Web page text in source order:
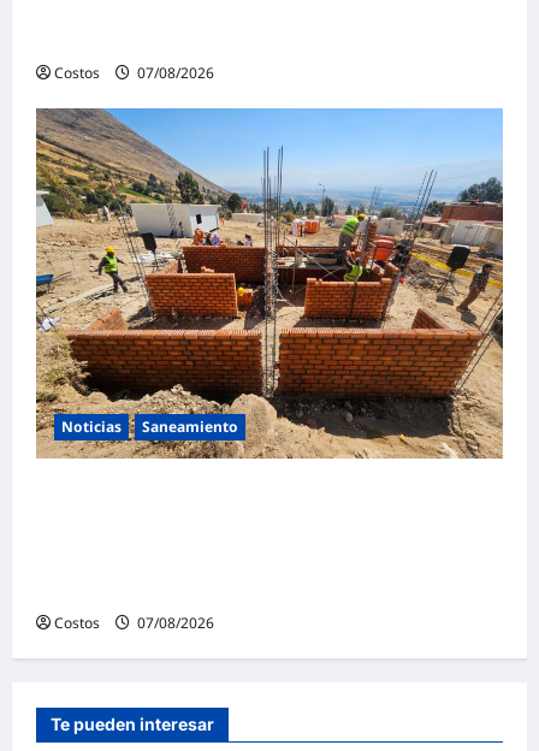
Costos 07/08/2026
Noticias Saneamiento
Costos 07/08/2026
Te pueden interesar